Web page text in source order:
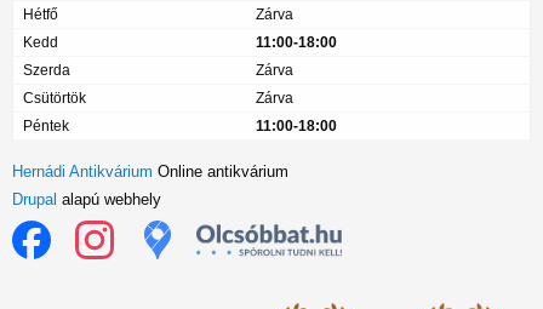
Hétfő
Zárva
Kedd
11:00-18:00
Szerda
Zárva
Csütörtök
Zárva
Péntek
11:00-18:00
Hernádi Antikvárium Online antikvárium
Drupal alapú webhely